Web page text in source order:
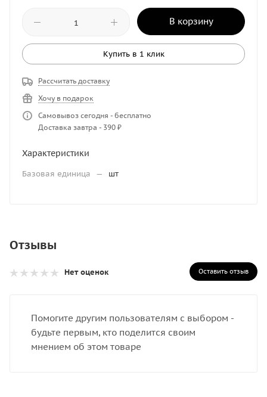
В корзину
Купить в 1 клик
Рассчитать доставку
Хочу в подарок
Самовывоз сегодня - бесплатно
Доставка завтра - 390 ₽
Характеристики
Базовая единица — шт
Отзывы
Нет оценок Оставить отзыв
Помогите другим пользователям с выбором -
будьте первым, кто поделится своим
мнением об этом товаре